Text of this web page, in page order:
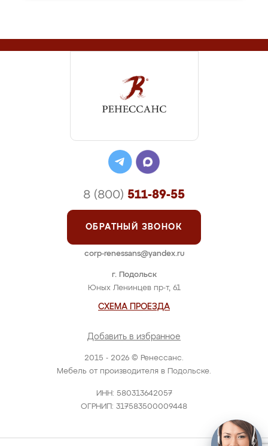
2015 - 2026 © Ренессанс.
Мебель от производителя в Подольске.
ИНН: 580313642057
ОГРНИП: 317583500009448
г. Подольск
Юных Ленинцев пр-т, 61
СХЕМА ПРОЕЗДА
Добавить в избранное
8 (800) 511-89-55
ОБРАТНЫЙ ЗВОНОК
corp-renessans@yandex.ru